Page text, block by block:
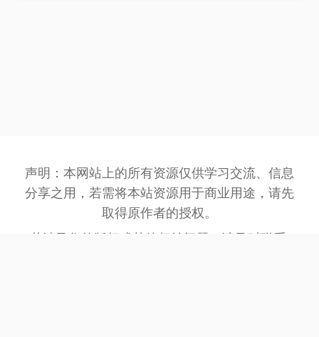
声明：本网站上的所有资源仅供学习交流、信息
分享之用，若需将本站资源用于商业用途，请先
取得原作者的授权。
若涉及您的版权或其他权益问题，请及时联系: